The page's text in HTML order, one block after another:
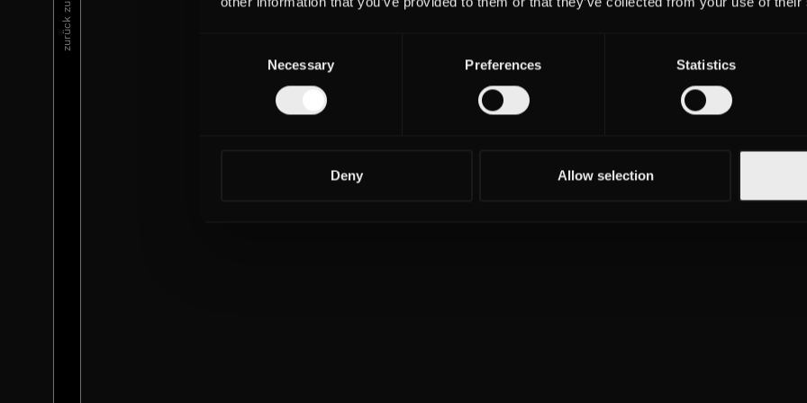
Necessary Preferences Statistics
Deny Allow selection